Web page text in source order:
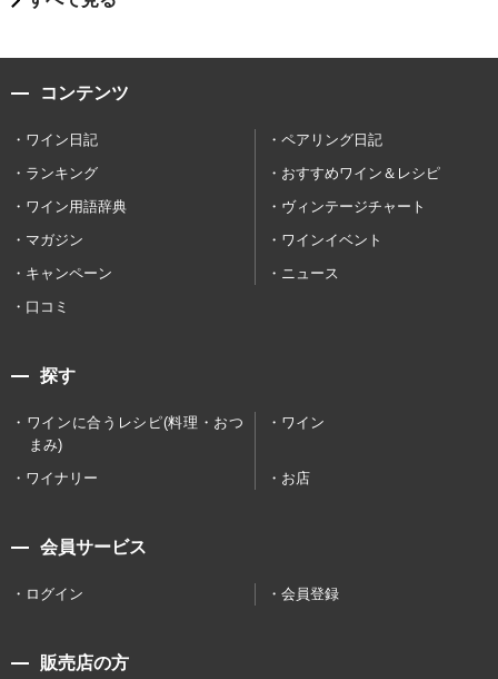
コンテンツ
ワイン日記
ペアリング日記
ランキング
おすすめワイン＆レシピ
ワイン用語辞典
ヴィンテージチャート
マガジン
ワインイベント
キャンペーン
ニュース
口コミ
探す
ワインに合うレシピ(料理・おつ
まみ)
ワイン
ワイナリー お店
会員サービス
ログイン 会員登録
販売店の方